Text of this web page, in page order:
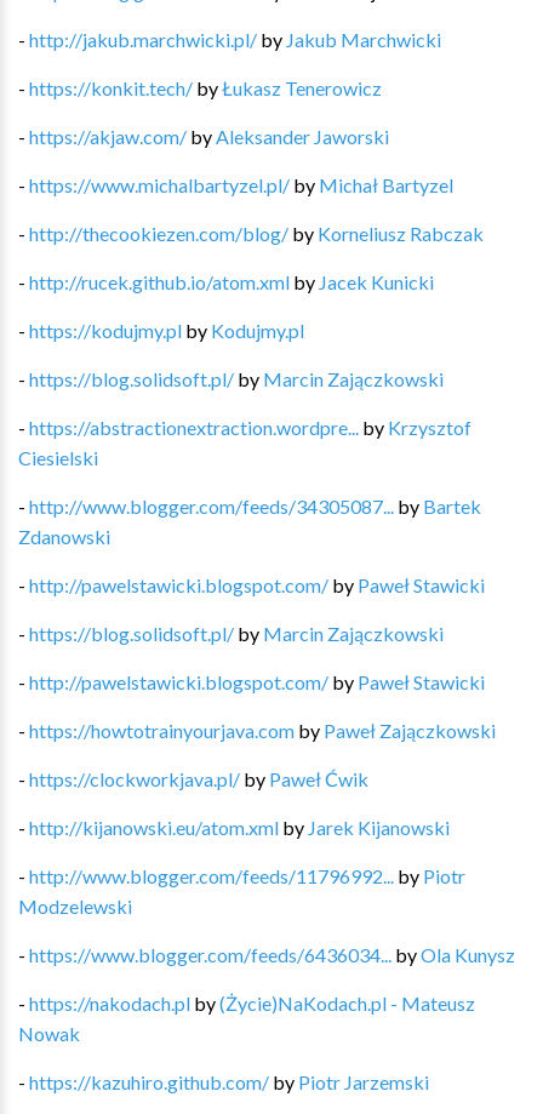
- http://jakub.marchwicki.pl/ by Jakub Marchwicki
- https://konkit.tech/ byŁukasz Tenerowicz
- https://akjaw.com/ by Aleksander Jaworski
- https://www.michalbartyzel.pl/ by Michał Bartyzel
- http://thecookiezen.com/blog/ by Korneliusz Rabczak
- http://rucek.github.io/atom.xml by Jacek Kunicki
- https://kodujmy.pl by Kodujmy.pl
- https://blog.solidsoft.pl/ by Marcin Zajączkowski
- https://abstractionextraction.wordpre... by Krzysztof
Ciesielski
- http://www.blogger.com/feeds/34305087... by Bartek
Zdanowski
- http://pawelstawicki.blogspot.com/ by Paweł Stawicki
- https://blog.solidsoft.pl/ by Marcin Zajączkowski
- http://pawelstawicki.blogspot.com/ by Paweł Stawicki
- https://howtotrainyourjava.com by Paweł Zajączkowski
- https://clockworkjava.pl/ by Paweł Ćwik
- http://kijanowski.eu/atom.xml by Jarek Kijanowski
- http://www.blogger.com/feeds/11796992... by Piotr
Modzelewski
- https://www.blogger.com/feeds/6436034... byOla Kunysz
- https://nakodach.pl by(Życie)NaKodach.pl - Mateusz
Nowak
- https://kazuhiro.github.com/ by Piotr Jarzemski